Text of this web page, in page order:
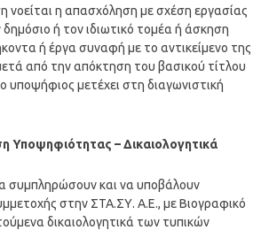
νοείται η απασχόληση με σχέση εργασίας
ή τον ιδιωτικό τομέα ή άσκηση
ή έργα συναφή με το αντικείμενο της
από την απόκτηση του βασικού τίτλου
υποψήφιος μετέχει στη διαγωνιστική
Υποψηφιότητας – Δικαιολογητικά
συμπληρώσουν και να υποβάλουν
στην ΣΤΑ.ΣΥ. Α.Ε., με Βιογραφικό
δικαιολογητικά των τυπικών